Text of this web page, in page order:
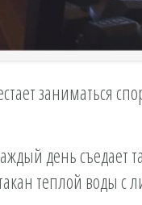
заниматься
день съедает
теплой воды с